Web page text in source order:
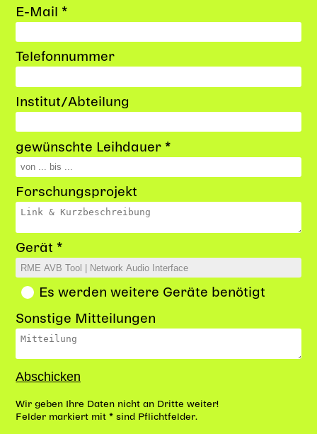
E-Mail *
Telefonnummer
Institut/Abteilung
gewünschte Leihdauer *
Forschungsprojekt
Gerät *
Es werden weitere Geräte benötigt
Sonstige Mitteilungen
Wir geben Ihre Daten nicht an Dritte weiter!
Felder markiert mit * sind Pflichtfelder.